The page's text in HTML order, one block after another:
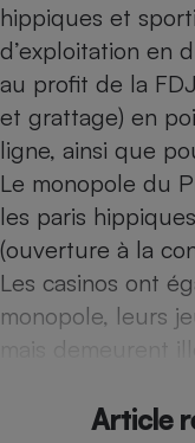
hippiques et
d’exploitation en
au profit de la
et grattage) en
ligne, ainsi que
Le monopole du
les paris
(ouverture à la
Les casinos ont
monopole, leurs
mais demeurent
Article